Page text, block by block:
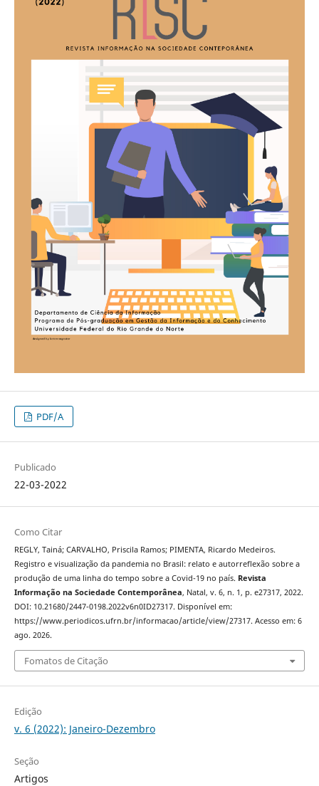
PDF/A
Publicado
22-03-2022
Como Citar
REGLY, Tainá; CARVALHO, Priscila Ramos; PIMENTA, Ricardo Medeiros.
Registro e visualização da pandemia no Brasil: relato e autorreflexão sobre a
produção de uma linha do tempo sobre a Covid-19 no país. Revista
Informação na Sociedade Contemporânea, Natal, v. 6, n. 1, p. e27317, 2022.
DOI: 10.21680/2447-0198.2022v6n0ID27317. Disponível em:
https://www.periodicos.ufrn.br/informacao/article/view/27317. Acesso em: 6
ago. 2026.
Fomatos de Citação
Edição
v. 6 (2022): Janeiro-Dezembro
Seção
Artigos